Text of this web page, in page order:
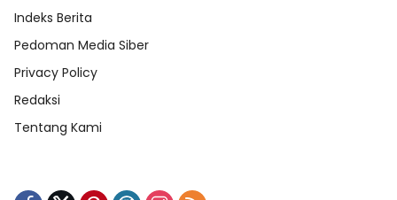
Indeks Berita
Pedoman Media Siber
Privacy Policy
Redaksi
Tentang Kami